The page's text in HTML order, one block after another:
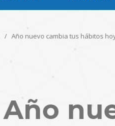
/ Año nuevo cambia tus hábitos
Año